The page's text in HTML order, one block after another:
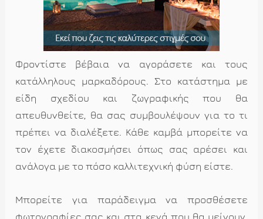
Φροντίστε βέβαια να αγοράσετε και τους
κατάλληλους μαρκαδόρους. Στο κατάστημα με
είδη σχεδίου και ζωγραφικής που θα
απευθυνθείτε, θα σας συμβουλέψουν για το τι
πρέπει να διαλέξετε. Κάθε καμβά μπορείτε να
τον έχετε διακοσμήσει όπως σας αρέσει και
ανάλογα με το πόσο καλλιτεχνική φύση είστε.
Μπορείτε για παράδειγμα να προσθέσετε
φωτογραφίες σας και στα κενά που θα μείνουν,